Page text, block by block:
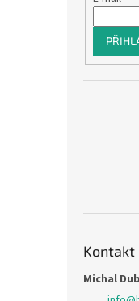
Kontakt
Michal